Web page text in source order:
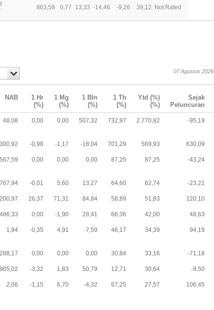
863,58 0,77 13,33 -14,46 -9,26 39,12 Not Rated
07 Agustus 2026
NAB
1 Hr
(%)
1 Mg
(%)
1 Bln
(%)
1 Th
(%)
Ytd (%)
(%)
Sejak
Peluncuran
48,08 0,00 0,00 507,32 732,97 2.770,82 -95,19
-0,98 -1,17 -18,04 701,29 569,93 630,09
567,59 0,00 0,00 0,00 87,25 87,25 -43,24
767,94 -0,01 5,60 13,27 64,60 62,74 -23,21
26,37 71,31 84,84 58,89 51,83 120,10
0,00 -1,90 28,41 66,36 42,00 48,63
1,94 -0,35 4,91 -7,59 46,17 34,39 94,19
288,17 0,00 0,00 0,00 30,84 33,16 -71,18
905,02 -3,32 1,83 50,79 12,71 30,64 -9,50
2,06 -1,15 6,70 -4,32 67,25 27,57 106,45